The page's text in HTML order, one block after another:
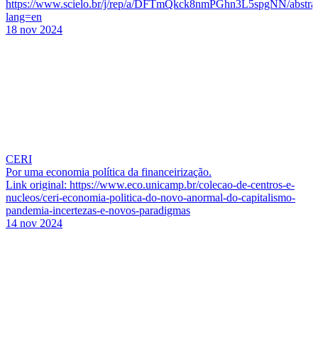
https://www.scielo.br/j/rep/a/DFTmQkck8nmPGhn3L5spgNN/
lang=en
18 nov 2024
CERI
Por uma economia política da financeirização.
Link original: https://www.eco.unicamp.br/colecao-de-centros-e-
nucleos/ceri-economia-politica-do-novo-anormal-do-capitalismo-
pandemia-incertezas-e-novos-paradigmas
14 nov 2024